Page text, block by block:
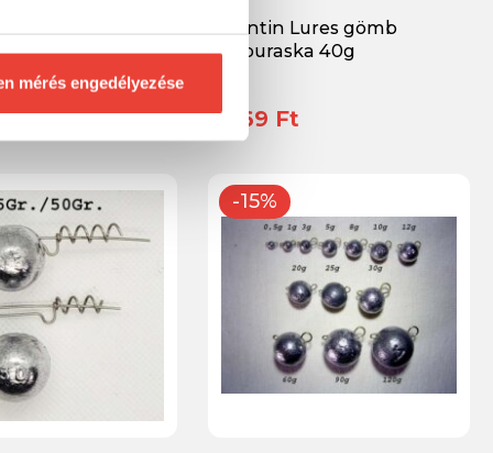
mérés engedélyezése
35g
Valentin Lures gömb
cheburaska 40g
1 869 Ft
-15%